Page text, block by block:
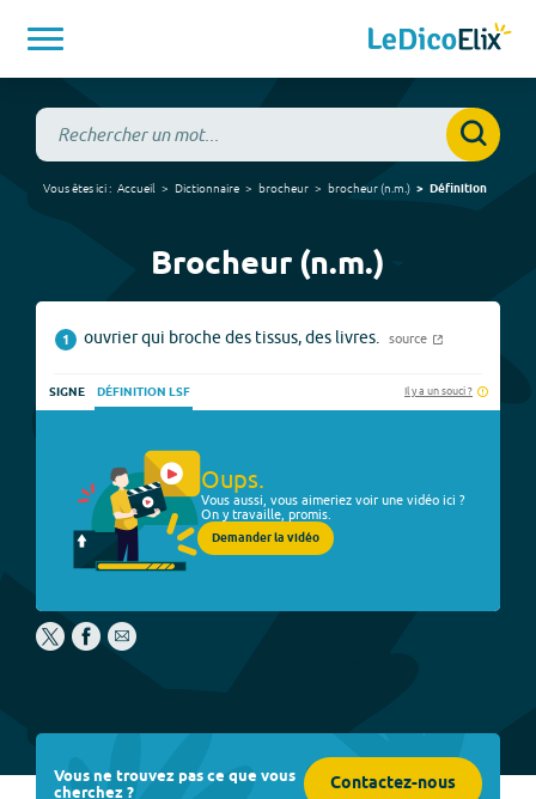
Vous êtes ici : Accueil Dictionnaire brocheur brocheur(n.m. ) Définition
Brocheur (n.m.)
1 ouvrier qui broche des tissus, des livres. source
SIGNE DÉFINITION LSF Il y a un souci ?
Oups.
Vous aussi, vous aimeriez voir une vidéo ici ?
On y travaille, promis.
Demander la vidéo
Vous ne trouvez pas ce que vous
cherchez ? Contactez-nous